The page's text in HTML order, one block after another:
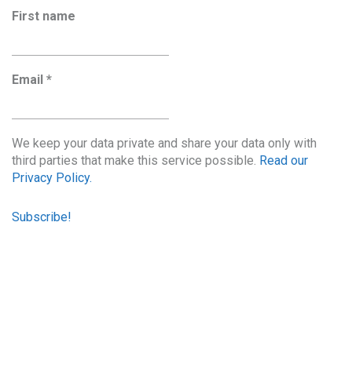
First name
Email *
We keep your data private and share your data only with
third parties that make this service possible. Read our
Privacy Policy.